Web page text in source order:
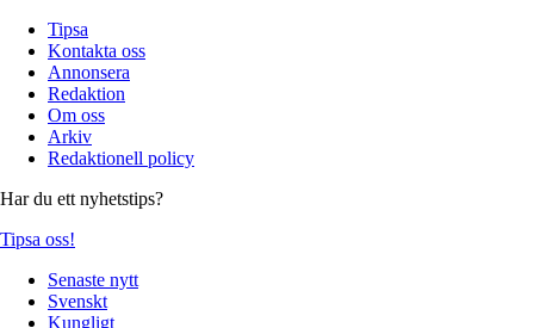
Tipsa
Kontakta oss
Annonsera
Redaktion
Om oss
Arkiv
Redaktionell policy
Har du ett nyhetstips?
Tipsa oss!
Senaste nytt
Svenskt
Kungligt